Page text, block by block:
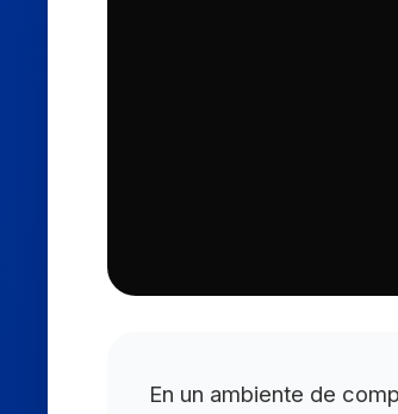
En un ambiente de